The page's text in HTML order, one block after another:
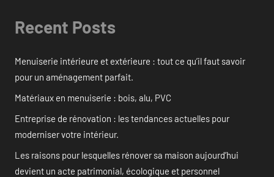
Recent Posts
Menuiserie intérieure et extérieure : tout ce qu’il faut savoir
pour un aménagement parfait.
Matériaux en menuiserie : bois, alu, PVC
Entreprise de rénovation : les tendances actuelles pour
moderniser votre intérieur.
Les raisons pour lesquelles rénover sa maison aujourd’hui
devient un acte patrimonial, écologique et personnel